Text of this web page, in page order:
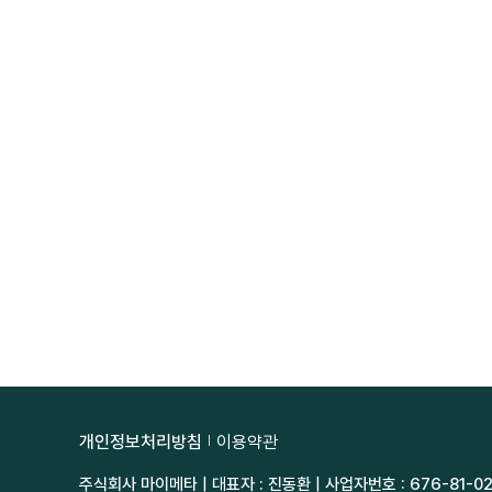
개인정보처리방침 이용약관
주식회사 마이메타 | 대표자 : 진동환 | 사업자번호 : 676-81-